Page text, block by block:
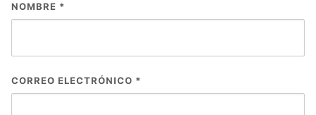
NOMBRE *
CORREO ELECTRÓNICO *